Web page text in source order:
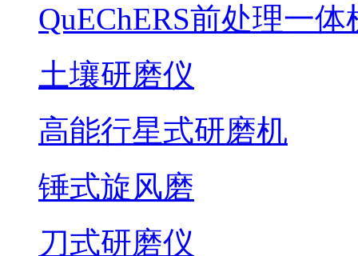
QuEChERS前处理一体
土壤研磨仪
高能行星式研磨机
锤式旋风磨
刀式研磨仪